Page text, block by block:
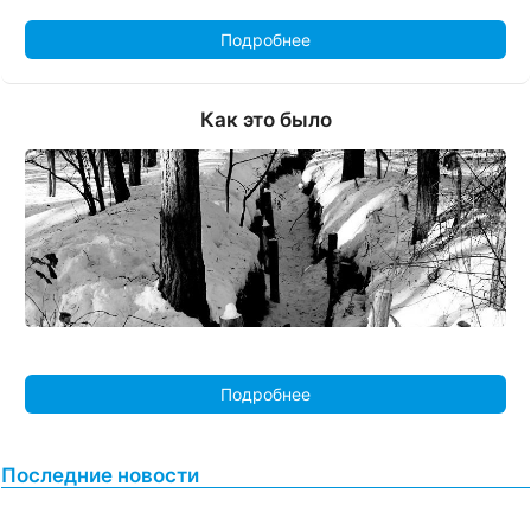
Подробнее
Как это было
Подробнее
Последние новости